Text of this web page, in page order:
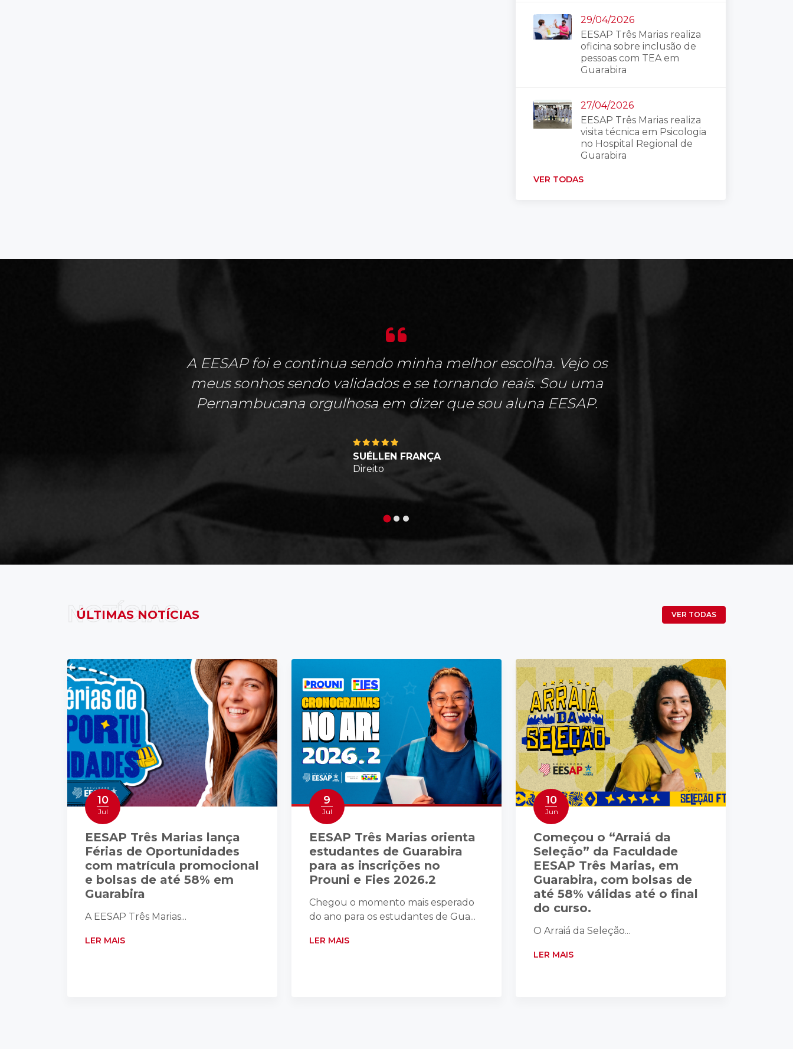
29/04/2026
EESAP Três Marias realiza
oficina sobre inclusão de
pessoas com TEA em
Guarabira
27/04/2026
EESAP Três Marias realiza
visita técnica em Psicologia
no Hospital Regional de
Guarabira
VER TODAS
A EESAP foi e continua sendo minha melhor escolha. Vejo os
meus sonhos sendo validados e se tornando reais. Sou uma
Pernambucana orgulhosa em dizer que sou aluna EESAP.
SUÉLLEN FRANÇA
Direito
ÚLTIMAS NOTÍCIAS
NOTÍCIAS VER TODAS
10
Jul
EESAP Três Marias lança
Férias de Oportunidades
com matrícula promocional
e bolsas de até 58% em
Guarabira
A EESAP Três Marias...
LER MAIS
9
Jul
EESAP Três Marias orienta
estudantes de Guarabira
para as inscrições no
Prouni e Fies 2026.2
Chegou o momento mais esperado
do ano para os estudantes de Gua...
LER MAIS
10
Jun
Começou o “Arraiá da
Seleção” da Faculdade
EESAP Três Marias, em
Guarabira, com bolsas de
até 58% válidas até o final
do curso.
O Arraiá da Seleção...
LER MAIS